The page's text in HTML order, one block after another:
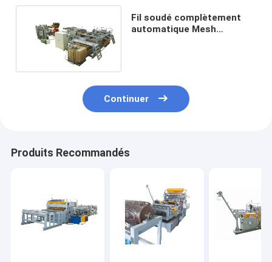
Fil soudé complètement
automatique Mesh
Continuer
Produits Recommandés